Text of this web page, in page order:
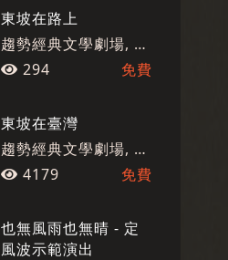
東坡在路上
趨勢經典文學劇場, 國
光劇團
294 免費
東坡在臺灣
趨勢經典文學劇場, 國
光劇團
4179 免費
也無風雨也無晴 - 定
風波示範演出